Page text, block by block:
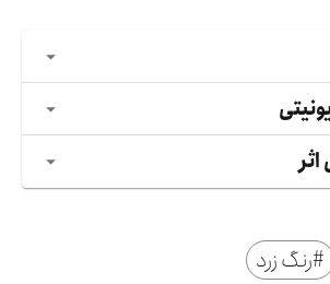
#رنگ زرد